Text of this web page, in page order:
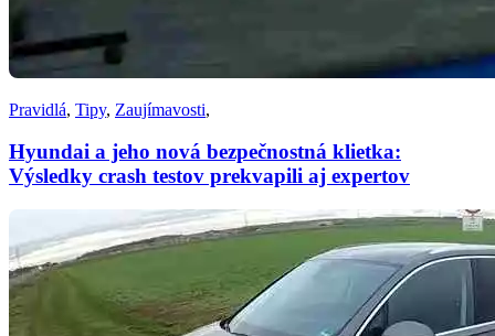
Pravidlá, Tipy, Zaujímavosti,
Hyundai a jeho nová bezpečnostná klietka:
Výsledky crash testov prekvapili aj expertov